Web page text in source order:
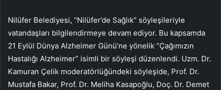
Nilüfer Belediyesi, “Nilüfer’de Sağlık” söyleşileriyle
vatandaşları bilgilendirmeye devam ediyor. Bu kapsamda
21 Eylül Dünya Alzheimer Günü’ne yönelik “Çağımızın
Hastalığı Alzheimer” isimli bir söyleşi düzenlendi. Uzm. Dr.
Kamuran Çelik moderatörlüğündeki söyleşide, Prof. Dr.
Mustafa Bakar, Prof. Dr. Meliha Kasapoğlu, Doç. Dr. Demet